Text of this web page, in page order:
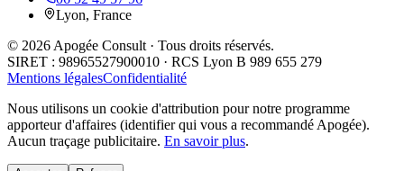
Lyon, France
© 2026 Apogée Consult · Tous droits réservés.
SIRET : 98965527900010 · RCS Lyon B 989 655 279
Mentions légalesConfidentialité
Nous utilisons un cookie d'attribution pour notre programme
apporteur d'affaires (identifier qui vous a recommandé Apogée).
Aucun traçage publicitaire. En savoir plus.